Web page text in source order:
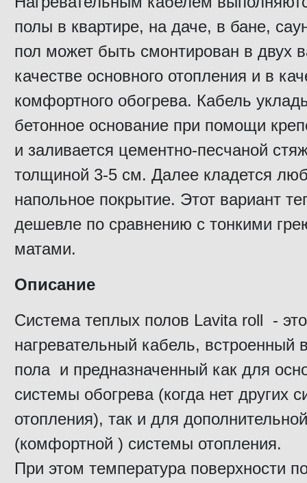
полы в квартире, на даче, в бане,
пол может быть смонтирован в двух
качестве основного отопления и в
комфортного обогрева. Кабель
бетонное основание при помощи
и заливается цементно-песчаной
толщиной 3-5 см. Далее кладется
напольное покрытие. Этот вариант
дешевле по сравнению с тонкими
матами.
Описание
Система теплых полов Lavita roll - это
нагревательный кабель, встроенный
пола и предназначенный как для
системы обогрева (когда нет других
отопления), так и для дополнительной
(комфортной ) системы отопления.
При этом температура поверхности